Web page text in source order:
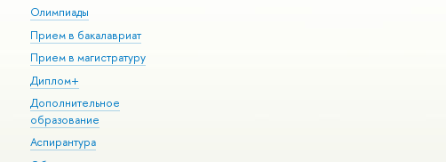
Олимпиады
Прием в бакалавриат
Прием в магистратуру
Диплом+
Дополнительное
образование
Аспирантура